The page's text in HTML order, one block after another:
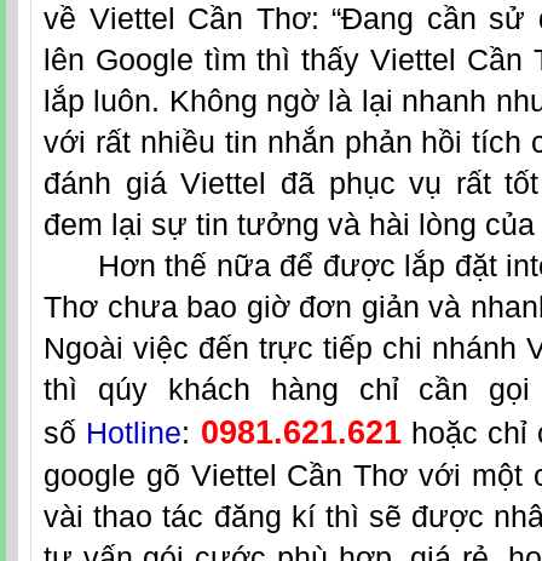
về Viettel Cần Thơ: “Đang cần sử
lên Google tìm thì thấy Viettel Cần
lắp luôn. Không ngờ là lại nhanh
với rất nhiều tin nhắn phản hồi tích
đánh giá Viettel đã phục vụ rất
đem lại sự tin tưởng và hài lòng của
Hơn thế nữa để được lắp đặt
Thơ chưa bao giờ đơn giản và
Ngoài việc đến trực tiếp chi nhánh
thì qúy khách hàng chỉ cần gọi
số Hotline: 0981.621.621hoặc chỉ
google gõ Viettel Cần Thơ với một
vài thao tác đăng kí thì sẽ được